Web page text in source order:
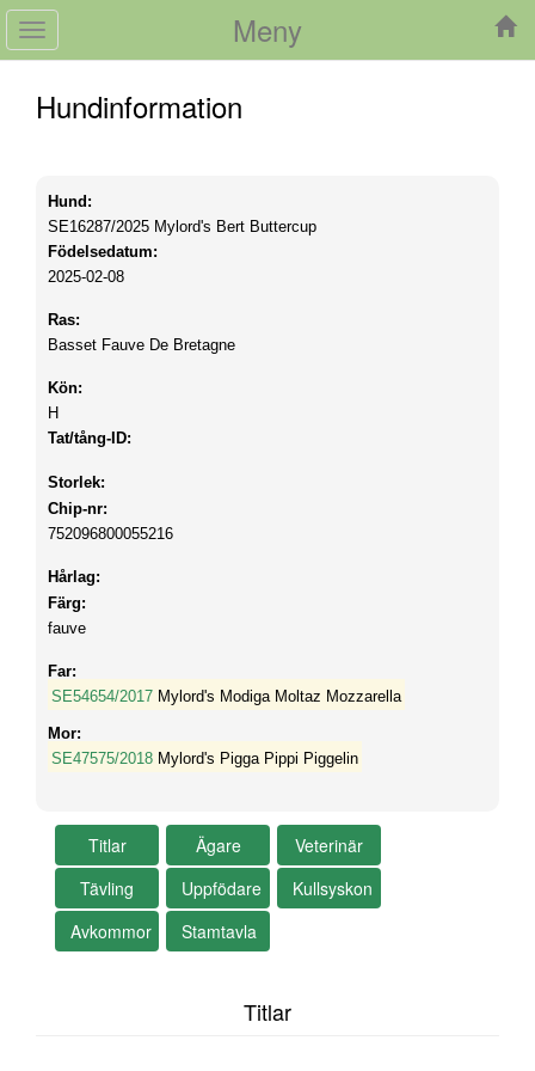
Meny
Toggle
navigation
Hundinformation
Hund:
SE16287/2025 Mylord's Bert Buttercup
Födelsedatum:
2025-02-08
Ras:
Basset Fauve De Bretagne
Kön:
H
Tat/tång-ID:
Storlek:
Chip-nr:
752096800055216
Hårlag:
Färg:
fauve
Far:
SE54654/2017 Mylord's Modiga Moltaz Mozzarella
Mor:
SE47575/2018 Mylord's Pigga Pippi Piggelin
Titlar